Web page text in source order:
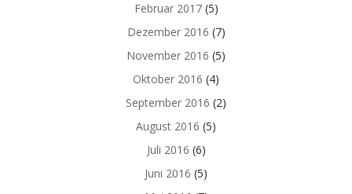
Februar 2017(5)
Dezember 2016 (7)
November 2016 (5)
Oktober 2016 (4)
September 2016 (2)
August 2016 (5)
Juli 2016 (6)
Juni 2016 (5)